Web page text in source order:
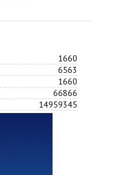
1660
6563
1660
66866
14959345